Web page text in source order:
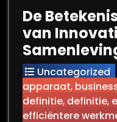
De
van
Uncategorized
apparaat,
definitie, definitie,
efficiëntere